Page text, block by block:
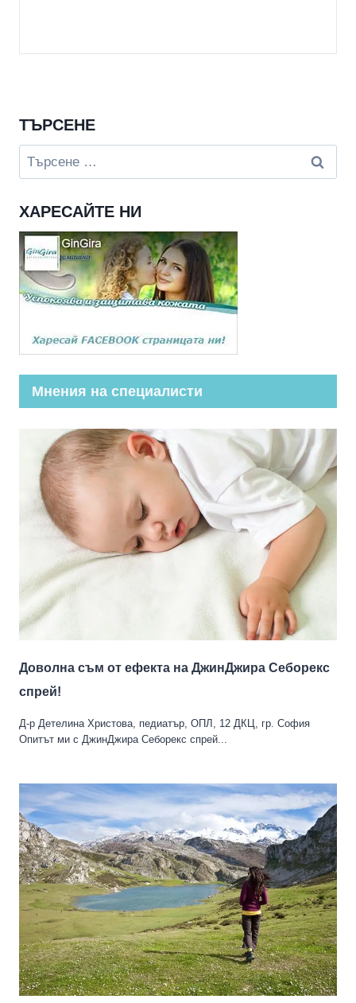
ТЪРСЕНЕ
Търсене
за:
ХАРЕСАЙТЕ НИ
Мнения на специалисти
Доволна съм от ефекта на ДжинДжира Себорекс
спрей!
Д-р Детелина Христова, педиатър, ОПЛ, 12 ДКЦ, гр. София
Опитът ми с ДжинДжира Себорекс спрей...